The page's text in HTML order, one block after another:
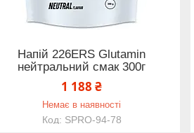
Напій 226ERS Glutamin
нейтральний смак 300г
1 188 ₴
Немає в наявності
SPRO-94-78